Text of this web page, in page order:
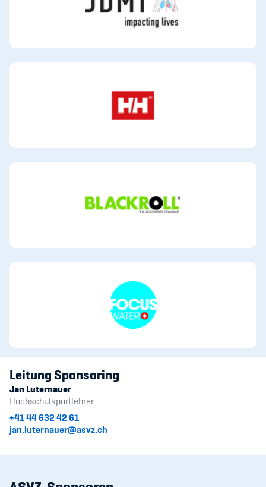
Organisation
Team
Mitgliedervereine
Sponsoren und Partner
Netzwerk
Leitung Sponsoring
Jan Luternauer
Hochschulsportlehrer
+41 44 632 42 61
jan.luternauer@asvz.ch